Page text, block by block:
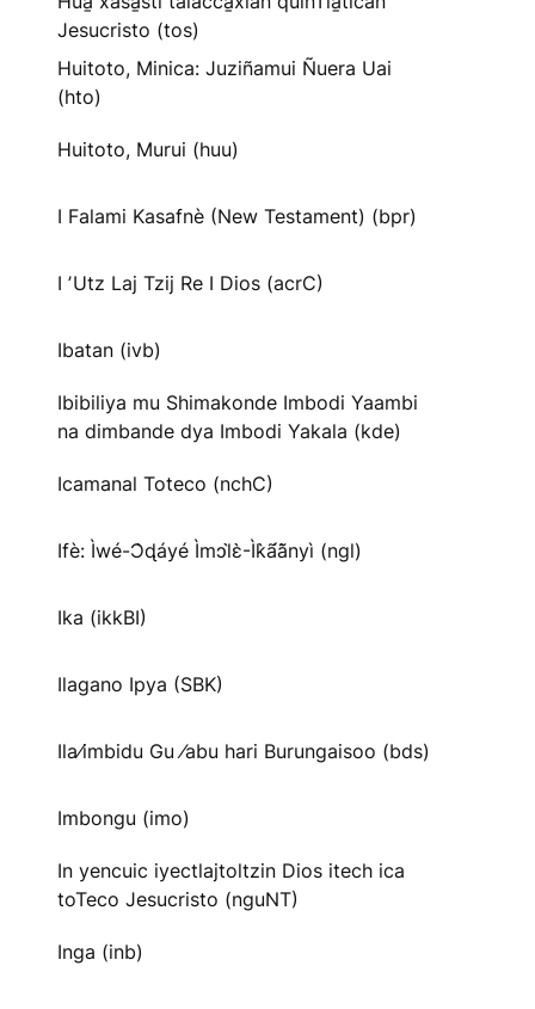
Jesucristo (tos)
Huitoto, Minica: Juziñamui Ñuera Uai
(hto)
Huitoto, Murui (huu)
I Falami Kasafnè (New Testament) (bpr)
I ʼUtz Laj Tzij Re I Dios (acrC)
Ibatan (ivb)
Ibibiliya mu Shimakonde Imbodi Yaambi
na dimbande dya Imbodi Yakala (kde)
Icamanal Toteco (nchC)
Ifè: Ìwé-Ɔ̀ɖáyé Ìmↄl̀ɛ̀-Ìk̀ã́ã̀nyì (ngl)
Ika (ikkBI)
Ilagano Ipya (SBK)
Ila⁄imbidu Gu ⁄abu hari Burungaisoo (bds)
Imbongu (imo)
In yencuic iyectlajtoltzin Dios itech ica
toTeco Jesucristo (nguNT)
Inga (inb)